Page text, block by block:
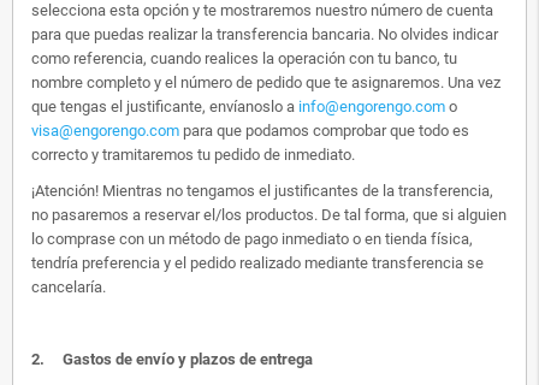
selecciona esta opción y te mostraremos nuestro número de cuenta
para que puedas realizar la transferencia bancaria. No olvides indicar
como referencia, cuando realices la operación con tu banco, tu
nombre completo y el número de pedido que te asignaremos. Una vez
que tengas el justificante, envíanoslo a info@engorengo.com o
visa@engorengo.com para que podamos comprobar que todo es
correcto y tramitaremos tu pedido de inmediato.
¡Atención! Mientras no tengamos el justificantes de la transferencia,
no pasaremos a reservar el/los productos. De tal forma, que si alguien
lo comprase con un método de pago inmediato o en tienda física,
tendría preferencia y el pedido realizado mediante transferencia se
cancelaría.
2. Gastos de envío y plazos de entrega